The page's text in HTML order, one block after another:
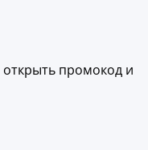
открыть промокод и